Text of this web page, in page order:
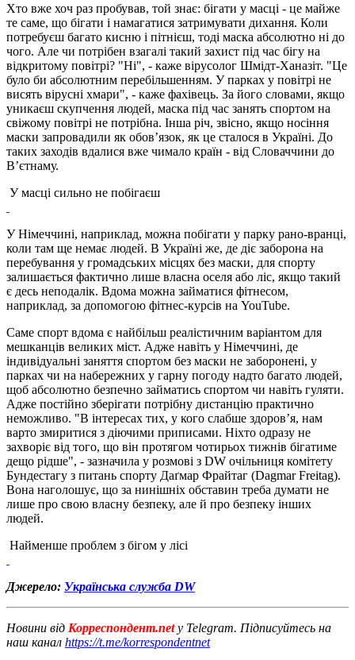
Хто вже хоч раз пробував, той знає: бігати у масці - це майже
те саме, що бігати і намагатися затримувати дихання. Коли
потребуєш багато кисню і пітнієш, тоді маска абсолютно ні до
чого. Але чи потрібен взагалі такий захист під час бігу на
відкритому повітрі? "Ні", - каже вірусолог Шмідт-Ханазіт. "Це
було би абсолютним перебільшенням. У парках у повітрі не
висять вірусні хмари", - каже фахівець. За його словами, якщо
уникаєш скупчення людей, маска під час занять спортом на
свіжому повітрі не потрібна. Інша річ, звісно, якщо носіння
маски запровадили як обов’язок, як це сталося в Україні. До
таких заходів вдалися вже чимало країн - від Словаччини до
В’єтнаму.
У масці сильно не побігаєш
У Німеччині, наприклад, можна побігати у парку рано-вранці,
коли там ще немає людей. В Україні же, де діє заборона на
перебування у громадських місцях без маски, для спорту
залишається фактично лише власна оселя або ліс, якщо такий
є десь неподалік. Вдома можна займатися фітнесом,
наприклад, за допомогою фітнес-курсів на YouTube.
Саме спорт вдома є найбільш реалістичним варіантом для
мешканців великих міст. Адже навіть у Німеччині, де
індивідуальні заняття спортом без маски не заборонені, у
парках чи на набережних у гарну погоду надто багато людей,
щоб абсолютно безпечно займатись спортом чи навіть гуляти.
Адже постійно зберігати потрібну дистанцію практично
неможливо. "В інтересах тих, у кого слабше здоров’я, нам
варто змиритися з діючими приписами. Ніхто одразу не
захворіє від того, що він протягом чотирьох тижнів бігатиме
дещо рідше", - зазначила у розмові з DW очільниця комітету
Бундестагу з питань спорту Даґмар Фрайтаг (Dagmar Freitag).
Вона наголошує, що за нинішніх обставин треба думати не
лише про свою власну безпеку, але й про безпеку інших
людей.
Найменше проблем з бігом у лісі
Джерело: Українська служба DW
Новини від Корреспондент.net у Telegram. Підписуйтесь на
наш канал https://t.me/korrespondentnet